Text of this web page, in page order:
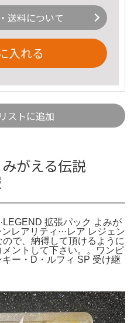
送料について
入れる
ストに追加
がえる伝説
拡張パック よみが
レアリティ···レア レジェン
で、納得して頂けるように
ントして下さい。。ワンピ
ー・D・ルフィ SP 受け継